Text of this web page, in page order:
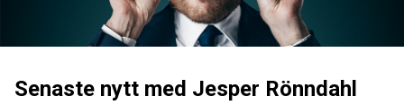
Senaste nytt med Jesper Rönndahl